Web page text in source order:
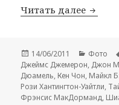
Читать далее
Опубликовано
14/06/2011 Рубрики
Фото
Джеймс Джемерон, Джон
Дюамель, Кен Чон, Майкл
Рози Хантингтон-Уайтли,
Фрэнсис МакДорманд,